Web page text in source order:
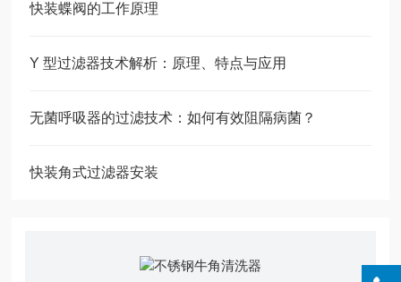
快装蝶阀的工作原理
Y 型过滤器技术解析：原理、特点与应用
无菌呼吸器的过滤技术：如何有效阻隔病菌？
快装角式过滤器安装